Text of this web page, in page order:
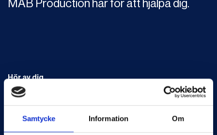
Samtycke Information Om
MAB Production här för att hjälpa dig.
Hör av dig
Kontakt
Fyll i formuläret så kommer en medlem av